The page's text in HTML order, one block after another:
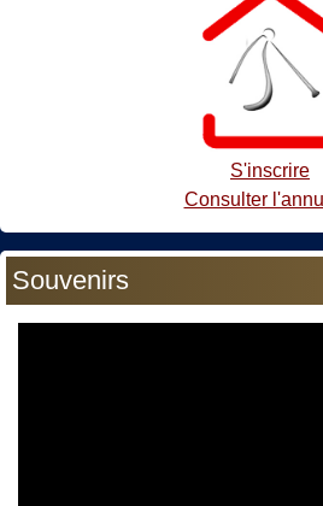
S'inscrire
Consulter
Souvenirs